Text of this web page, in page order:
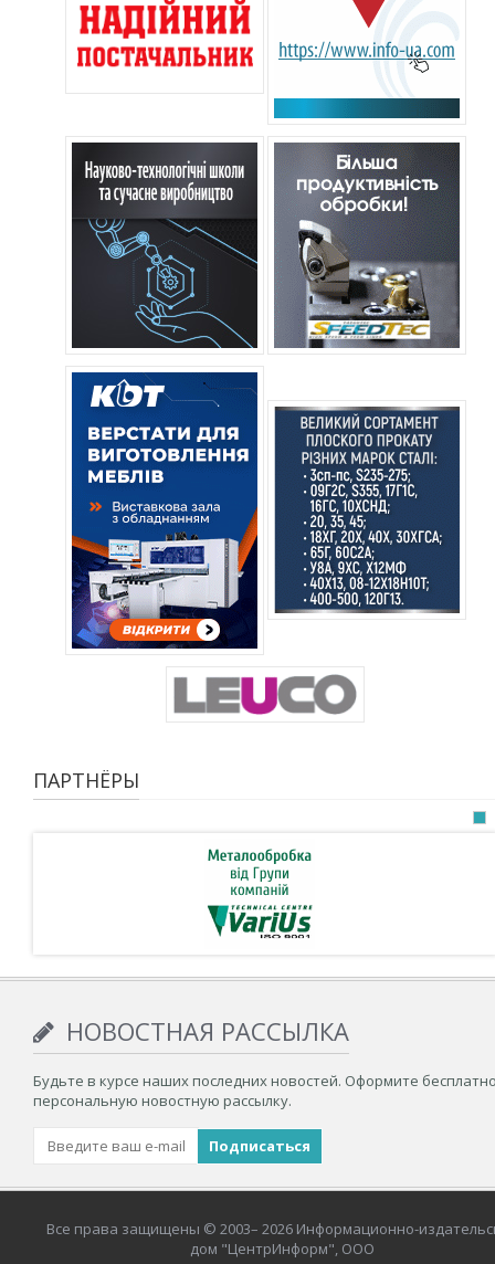
ПАРТНЁРЫ
НОВОСТНАЯ РАССЫЛКА
Будьте в курсе наших последних новостей. Оформите
персональную новостную рассылку.
Все права защищены © 2003– 2026 Информационно-
дом "ЦентрИнформ", ООО